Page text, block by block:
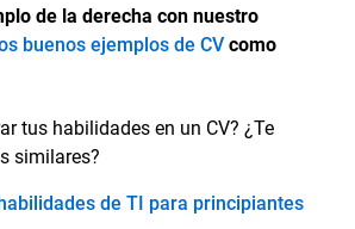
de la derecha con nuestro
buenos ejemplos de CVcomo
tus habilidades en un CV? ¿Te
similares?
de TI para principiantes